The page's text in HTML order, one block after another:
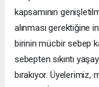
kapsamının
alınması gerektiğine
birinin mücbir sebep
sebepten sıkıntı
bırakıyor. Üyelerimiz,